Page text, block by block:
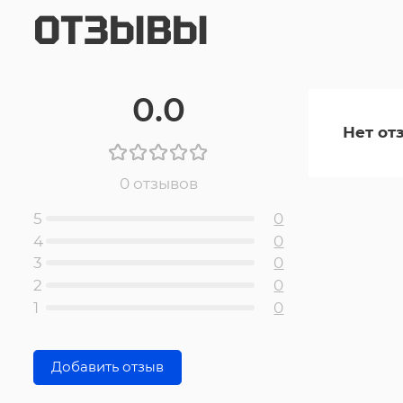
ОТЗЫВЫ
0.0
0 отзывов
5
0
4
0
3
0
2
0
1
0
Добавить отзыв
Нет